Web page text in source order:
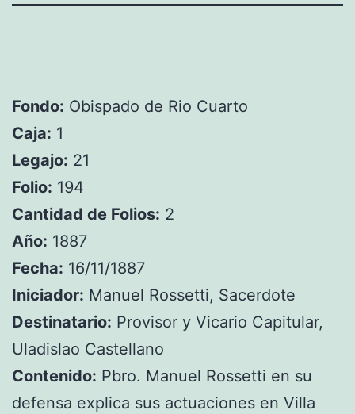
Fondo: Obispado de Rio Cuarto
Caja: 1
Legajo: 21
Folio: 194
Cantidad de Folios: 2
Año: 1887
Fecha: 16/11/1887
Iniciador: Manuel Rossetti, Sacerdote
Destinatario: Provisor y Vicario Capitular,
Uladislao Castellano
Contenido: Pbro. Manuel Rossetti en su
defensa explica sus actuaciones en Villa